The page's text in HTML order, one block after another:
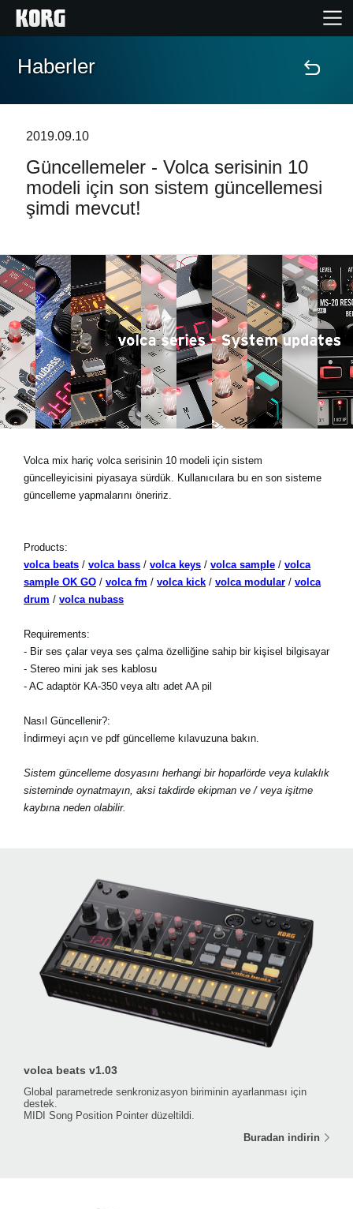
Ana Sayfa
Özellikler
Etkinlikler
Destek
Mağaza Bulucu
Haberler
Konum
Sosyal Medya
KORG Hakkında
Haberler
2019.09.10
Güncellemeler - Volca serisinin 10
modeli için son sistem güncellemesi
şimdi mevcut!
Volca mix hariç volca serisinin 10 modeli için sistem
güncelleyicisini piyasaya sürdük. Kullanıcılara bu en son sisteme
güncelleme yapmalarını öneririz.
Products:
volca beats / volca bass / volca keys / volca sample / volca
sample OK GO / volca fm / volca kick / volca modular / volca
drum / volca nubass
Requirements:
- Bir ses çalar veya ses çalma özelliğine sahip bir kişisel bilgisayar
- Stereo mini jak ses kablosu
- AC adaptör KA-350 veya altı adet AA pil
Nasıl Güncellenir?:
İndirmeyi açın ve pdf güncelleme kılavuzuna bakın.
Sistem güncelleme dosyasını herhangi bir hoparlörde veya kulaklık
sisteminde oynatmayın, aksi takdirde ekipman ve / veya işitme
kaybına neden olabilir.
volca beats v1.03
Global parametrede senkronizasyon biriminin ayarlanması için
destek.
MIDI Song Position Pointer düzeltildi.
Buradan indirin